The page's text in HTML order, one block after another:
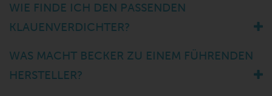
WIE FINDE ICH DEN PASSENDEN
KLAUENVERDICHTER?
WAS MACHT BECKER ZU EINEM FÜHRENDEN
HERSTELLER?